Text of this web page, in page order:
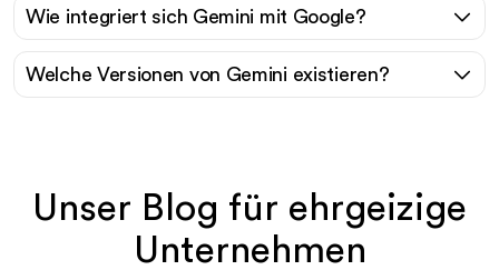
Wie integriert sich Gemini mit Google?
Welche Versionen von Gemini existieren?
Unser Blog für ehrgeizige
Unternehmen